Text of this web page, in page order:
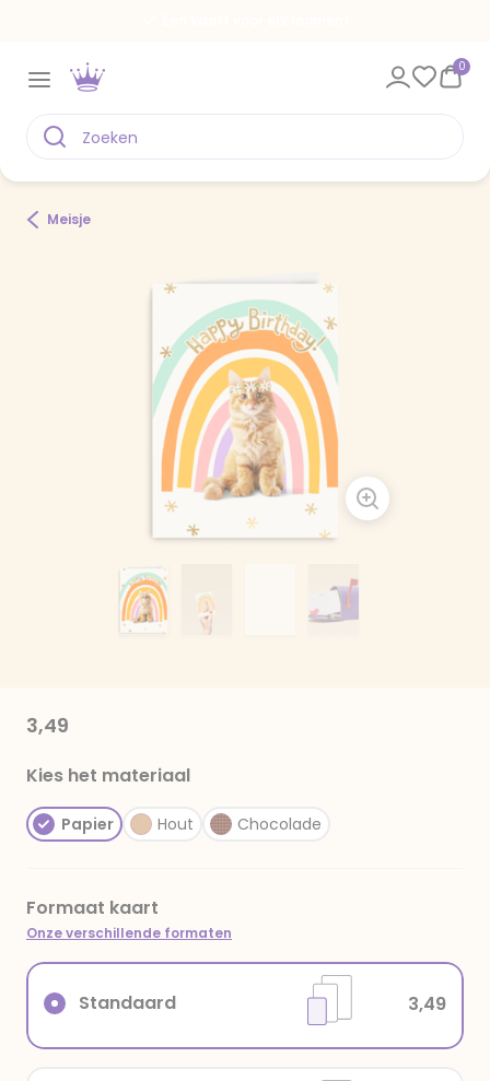
0
Meisje
3,49
Kies het materiaal
Papier Hout Chocolade
Formaat kaart
Onze verschillende formaten
Standaard 3,49